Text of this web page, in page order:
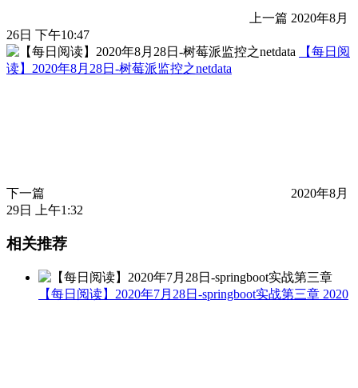
上一篇 2020年8月
26日 下午10:47
【每日阅
读】2020年8月28日-树莓派监控之netdata
下一篇
2020年8月
29日 上午1:32
相关推荐
【每日阅读】2020年7月28日-springboot实战第三章 2020